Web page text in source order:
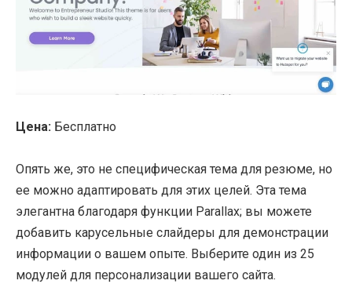
Цена: Бесплатно
Опять же, это не специфическая тема для резюме, но
ее можно адаптировать для этих целей. Эта тема
элегантна благодаря функции Parallax; вы можете
добавить карусельные слайдеры для демонстрации
информации о вашем опыте. Выберите один из 25
модулей для персонализации вашего сайта.